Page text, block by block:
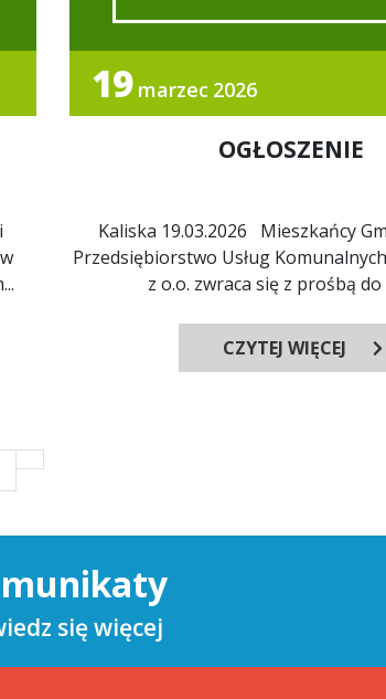
19 marzec 2026
OGŁOSZENIE
Kaliska 19.03.2026 Mieszkańcy Gminy Kaliska
Przedsiębiorstwo Usług
CZYTEJ WIĘCEJ
się więcej